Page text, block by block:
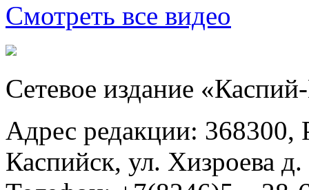
Смотреть все видео
Сетевое издание
Адрес редакции: 368300,
Каспийск, ул. Хизроева